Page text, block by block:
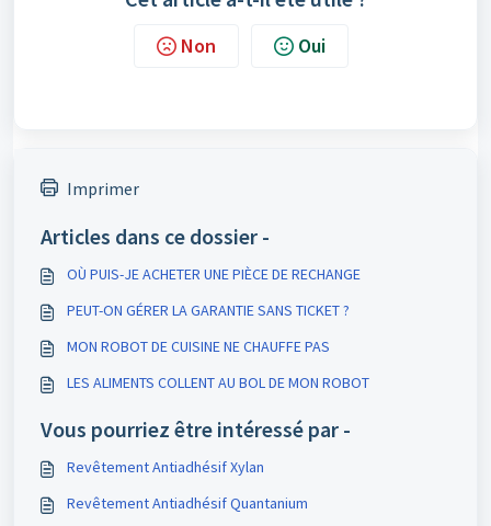
Non Oui
Imprimer
Articles dans ce dossier -
OÙ PUIS-JE ACHETER UNE PIÈCE DE RECHANGE
PEUT-ON GÉRER LA GARANTIE SANS TICKET ?
MON ROBOT DE CUISINE NE CHAUFFE PAS
LES ALIMENTS COLLENT AU BOL DE MON ROBOT
Vous pourriez être intéressé par -
Revêtement Antiadhésif Xylan
Revêtement Antiadhésif Quantanium